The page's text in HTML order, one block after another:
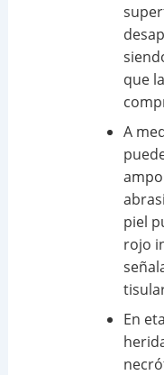
que
A
piel
rojo
En